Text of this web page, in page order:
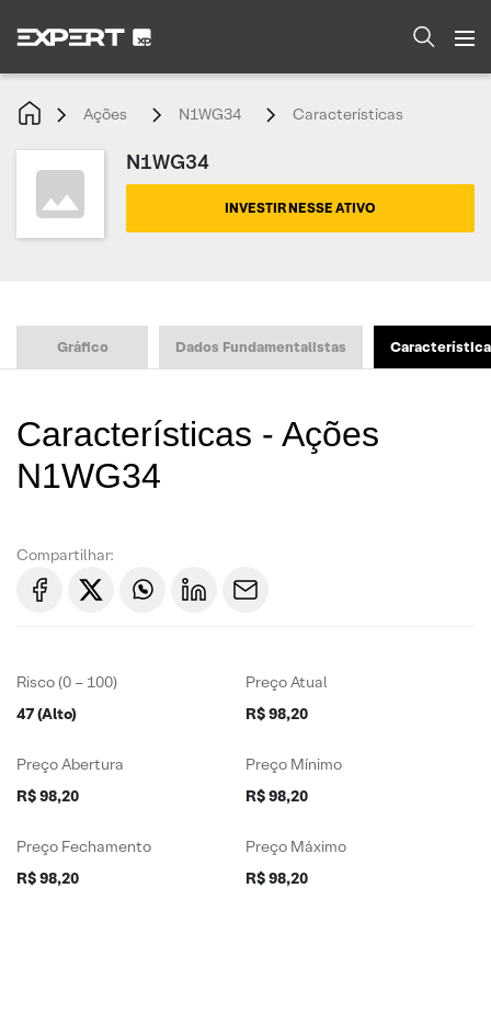
Ações N1WG34 Características
N1WG34
INVESTIR NESSE ATIVO
Gráfico Dados Fundamentalistas
Características - Ações
N1WG34
Compartilhar:
Risco (0 – 100)
47 (Alto)
Preço Atual
R$ 98,20
Preço Abertura
R$ 98,20
Preço Mínimo
R$ 98,20
Preço Fechamento
R$ 98,20
Preço Máximo
R$ 98,20